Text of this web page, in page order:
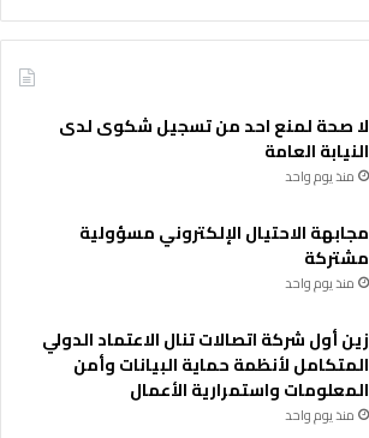
لا صحة لمنع احد من تسجيل شكوى لدى
النيابة العامة
منذ يوم واحد
مجابهة الاحتيال الإلكتروني مسؤولية
مشتركة
منذ يوم واحد
زين أول شركة اتصالات تنال الاعتماد الدولي
المتكامل لأنظمة حماية البيانات وأمن
المعلومات واستمرارية الأعمال
منذ يوم واحد